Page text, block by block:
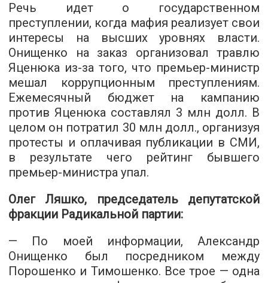
Речь идет о государственном
преступлении, когда мафия реализует свои
интересы на высших уровнях власти.
Онищенко на заказ организовал травлю
Яценюка из-за того, что премьер-министр
мешал коррупционным преступлениям.
Ежемесячный бюджет на кампанию
против Яценюка составлял 3 млн долл. В
целом он потратил 30 млн долл., организуя
протесты и оплачивая публикации в СМИ,
в результате чего рейтинг бывшего
премьер-министра упал.
Олег Ляшко, председатель депутатской
фракции Радикальной партии:
— По моей информации, Александр
Онищенко был посредником между
Порошенко и Тимошенко. Все трое — одна